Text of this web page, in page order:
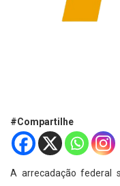
#Compartilhe
A arrecadação federal